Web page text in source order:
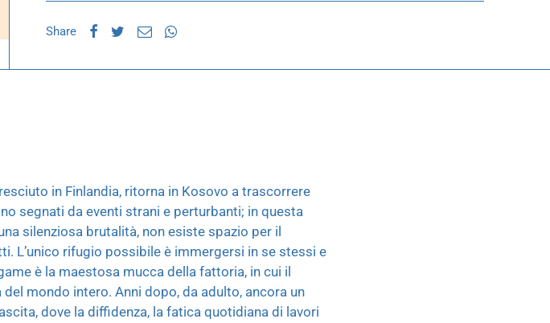
Share
in Finlandia, ritorna in Kosovo a trascorrere
segnati da eventi strani e perturbanti; in questa
silenziosa brutalità, non esiste spazio per il
L’unico rifugio possibile è immergersi in se stessi e
è la maestosa mucca della fattoria, in cui il
mondo intero. Anni dopo, da adulto, ancora un
dove la diffidenza, la fatica quotidiana di lavori